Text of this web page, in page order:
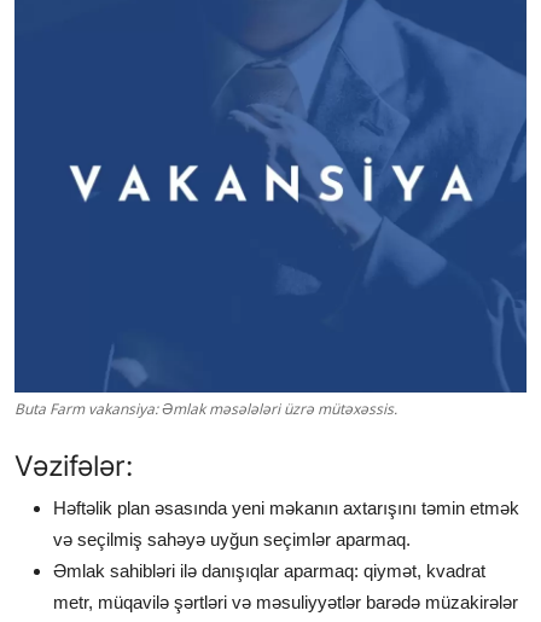
Buta Farm vakansiya: Əmlak məsələləri üzrə mütəxəssis.
Vəzifələr:
Həftəlik plan əsasında yeni məkanın axtarışını təmin etmək
və seçilmiş sahəyə uyğun seçimlər aparmaq.
Əmlak sahibləri ilə danışıqlar aparmaq: qiymət, kvadrat
metr, müqavilə şərtləri və məsuliyyətlər barədə müzakirələr